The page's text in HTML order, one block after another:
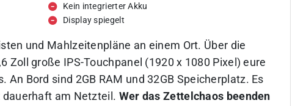
Kein integrierter Akku
Display spiegelt
und Mahlzeitenpläne an einem Ort. Über die
Zoll große IPS-Touchpanel (1920 x 1080 Pixel) eure
Bord sind 2GB RAM und 32GB Speicherplatz. Es
dauerhaft am Netzteil. Wer das Zettelchaos beenden